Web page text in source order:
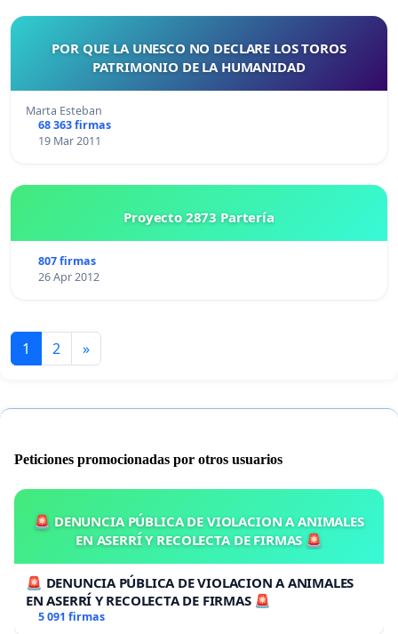
POR QUE LA UNESCO NO DECLARE LOS TOROS
PATRIMONIO DE LA HUMANIDAD
Marta Esteban
68 363 firmas
19 Mar 2011
Proyecto 2873 Partería
807 firmas
26 Apr 2012
1 2 »
Peticiones promocionadas por otros usuarios
🚨 DENUNCIA PÚBLICA DE VIOLACION A ANIMALES
EN ASERRÍ Y RECOLECTA DE FIRMAS 🚨
🚨 DENUNCIA PÚBLICA DE VIOLACION A ANIMALES
EN ASERRÍ Y RECOLECTA DE FIRMAS 🚨
5 091 firmas